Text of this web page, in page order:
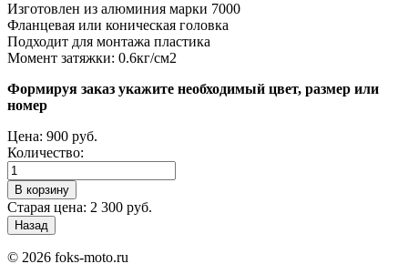
Изготовлен из алюминия марки 7000
Фланцевая или коническая головка
Подходит для монтажа пластика
Момент затяжки: 0.6кг/см2
Формируя заказ укажите необходимый цвет, размер или
номер
Цена: 900 руб.
Количество:
Старая цена: 2 300 руб.
© 2026 foks-moto.ru